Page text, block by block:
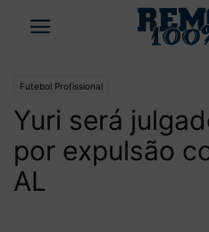
Futebol Profissional
Yuri será
por expulsão
AL